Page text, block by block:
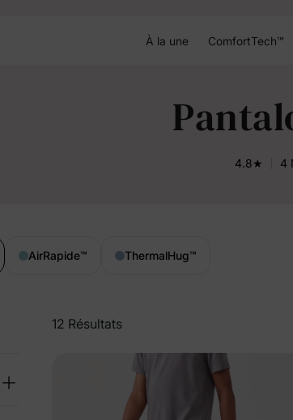
À la une ComfortTech™
4.8★ 4
AirRapide™ ThermalHug™
12 Résultats